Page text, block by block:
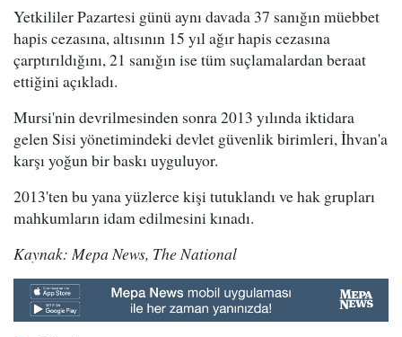
Yetkililer Pazartesi günü aynı davada 37 sanığın müebbet
hapis cezasına, altısının 15 yıl ağır hapis cezasına
çarptırıldığını, 21 sanığın ise tüm suçlamalardan beraat
ettiğini açıkladı.
Mursi'nin devrilmesinden sonra 2013 yılında iktidara
gelen Sisi yönetimindeki devlet güvenlik birimleri, İhvan'a
karşı yoğun bir baskı uyguluyor.
2013'ten bu yana yüzlerce kişi tutuklandı ve hak grupları
mahkumların idam edilmesini kınadı.
Kaynak: Mepa News, The National